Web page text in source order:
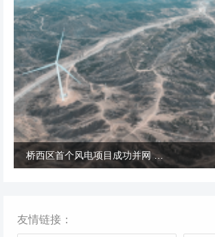
桥西区首个风电项目成功并网 助力绿电转型与乡村共富
冬季张北风景 桥西区首个风电项目成功并网 助力绿电转型与乡村共富
友情链接：